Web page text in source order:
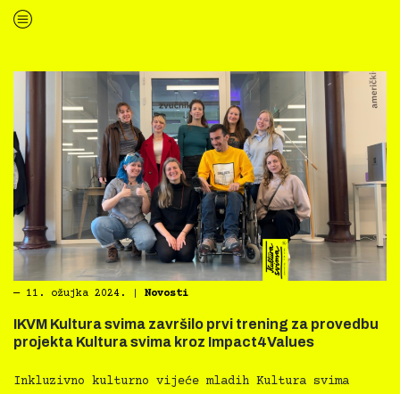
“Kultura svima inkluzivne ćakule i edukacije — Gradska knjižnica Rijeka”
― 11. ožujka 2024. Novosti
IKVM Kultura svima završilo prvi trening za provedbu
projekta Kultura svima kroz Impact4Values
Inkluzivno kulturno vijeće mladih Kultura svima